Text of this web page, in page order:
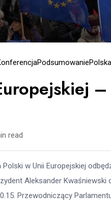
PodsumowaniePolska
read
w Unii Europejskiej
Aleksander
Przewodniczący